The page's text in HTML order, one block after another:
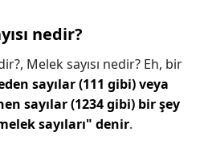
nedir?
Melek sayısı nedir? Eh, bir
sayılar (111 gibi) veya
sayılar (1234 gibi) bir şey
sayıları" denir.